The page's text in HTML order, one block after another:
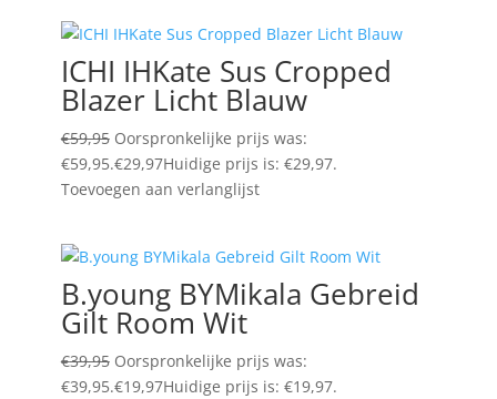
ICHI IHKate Sus Cropped
Blazer Licht Blauw
€59,95 Oorspronkelijke prijs was:
€59,95.€29,97Huidige prijs is: €29,97.
Toevoegen aan verlanglijst
B.young BYMikala Gebreid
Gilt Room Wit
€39,95 Oorspronkelijke prijs was:
€39,95.€19,97Huidige prijs is: €19,97.